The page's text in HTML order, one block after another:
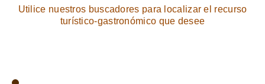
Utilice nuestros buscadores para localizar el recurso
turístico-gastronómico que desee